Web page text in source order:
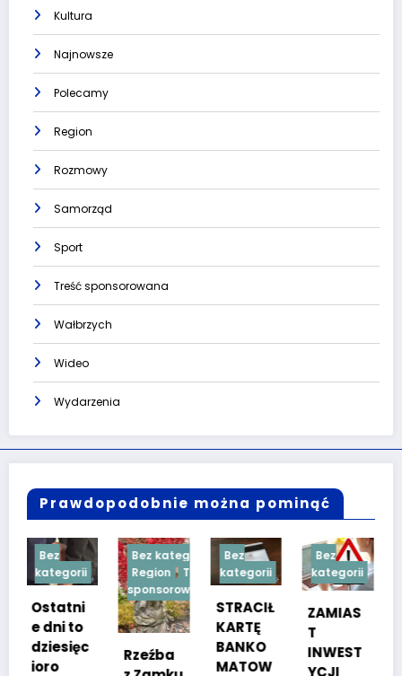
Kultura
Najnowsze
Polecamy
Region
Rozmowy
Samorząd
Sport
Treść sponsorowana
Wałbrzych
Wideo
Wydarzenia
Prawdopodobnie można pominąć
Bez kategorii
Region
Treść
sponsorowana
Rzeźba
Bez
kategorii
STRACIŁ
KARTĘ
BANKO
MATOW
Bez
kategorii
ZAMIAS
T
INWEST
Bez
kategorii
TESTY
NOŚCIO
WE DLA